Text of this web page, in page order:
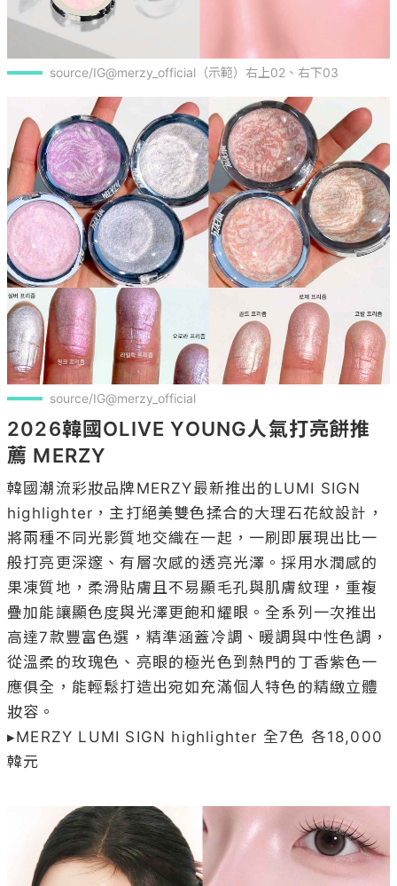
source/IG@merzy_official（示範）右上02、右下03
source/IG@merzy_official
2026韓國OLIVE YOUNG人氣打亮餅推
薦 MERZY
韓國潮流彩妝品牌MERZY最新推出的LUMI SIGN
highlighter，主打絕美雙色揉合的大理石花紋設計，
將兩種不同光影質地交織在一起，一刷即展現出比一
般打亮更深邃、有層次感的透亮光澤。採用水潤感的
果凍質地，柔滑貼膚且不易顯毛孔與肌膚紋理，重複
疊加能讓顯色度與光澤更飽和耀眼。全系列一次推出
高達7款豐富色選，精準涵蓋冷調、暖調與中性色調，
從溫柔的玫瑰色、亮眼的極光色到熱門的丁香紫色一
應俱全，能輕鬆打造出宛如充滿個人特色的精緻立體
妝容。
▸MERZY LUMI SIGN highlighter 全7色 各18,000
韓元